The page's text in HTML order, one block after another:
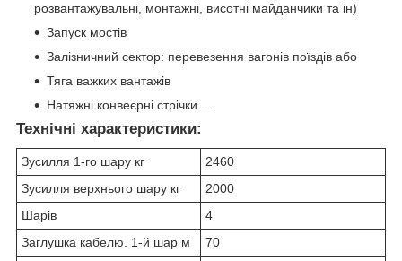
розвантажувальні, монтажні, висотні майданчики та ін)
Запуск мостів
Залізничний сектор: перевезення вагонів поїздів або
Тяга важких вантажів
Натяжні конвеєрні стрічки ...
Технічні характеристики:
Зусилля 1-го шару кг
2460
Зусилля верхнього шару кг
2000
Шарів
4
Заглушка кабелю. 1-й шар м
70